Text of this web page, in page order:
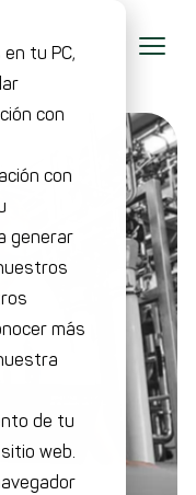
tu PC,
con
con
generar
más
de tu
web.